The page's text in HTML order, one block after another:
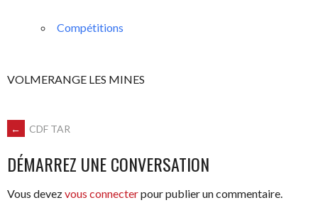
Compétitions
VOLMERANGE LES MINES
NAVIGATION
DES
← CDF TAR
DÉMARREZ UNE CONVERSATION
Vous devezvous connecterpour publier un commentaire.